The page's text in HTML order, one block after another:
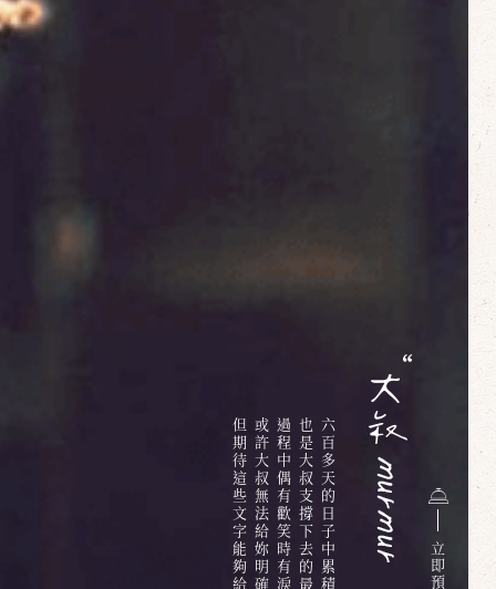
也是大叔支撐下去的最大動力
過程中偶有歡笑時有淚水
或許大叔無法給妳明確的答案 立
即
預